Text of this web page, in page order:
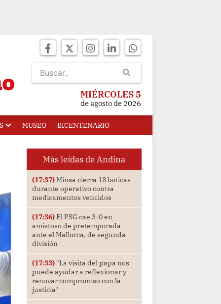
MIÉRCOLES 5
de agosto de 2026
MUSEO BICENTENARIO
Más leídas de Andina
(17:37)Minsa cierra 18 boticas
durante operativo contra
medicamentos vencidos
(17:36)El PSG cae 3-0 en
amistoso de pretemporada
ante el Mallorca, de segunda
división
(17:33)"La visita del papa nos
puede ayudar a reflexionar y
renovar compromiso con la
justicia"